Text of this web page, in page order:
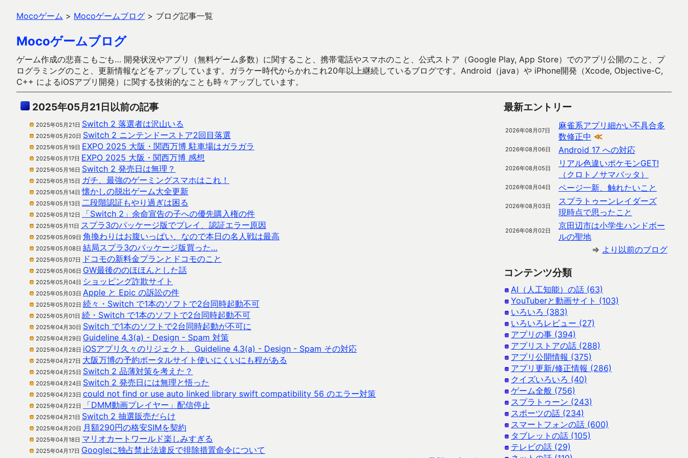
Mocoゲーム > Mocoゲームブログ > ブログ記事一覧
Mocoゲームブログ
ゲーム作成の悲喜こもごも… 開発状況やアプリ（無料ゲーム多数）に関すること、携帯電話やスマホのこと、公式ストア（Google Play, App Store）でのアプリ公開のこと、プ
ログラミングのこと、更新情報などをアップしています。ガラケー時代からかれこれ20年以上継続しているブログです。Android（java）や iPhone開発（Xcode, Objective-C,
C++ によるiOSアプリ開発）に関する技術的なことも時々アップしています。
2025年05月21日以前の記事
2025年05月21日 Switch 2 落選者は沢山いる
2025年05月20日 Switch 2 ニンテンドーストア2回目落選
2025年05月19日 EXPO 2025 大阪・関西万博 駐車場はガラガラ
2025年05月17日 EXPO 2025 大阪・関西万博 感想
2025年05月16日 Switch 2 発売日は無理？
2025年05月15日 ガチ、最強のゲーミングスマホはこれ！
2025年05月14日懐かしの脱出ゲーム大全更新
2025年05月13日 二段階認証もやり過ぎは困る
2025年05月12日 「Switch 2」余命宣告の子への優先購入権の件
2025年05月11日 スプラ3のパッケージ版でプレイ、認証エラー原因
2025年05月09日 角換わりはお腹いっぱい、なので本日の名人戦は最高
2025年05月08日 結局スプラ3のパッケージ版買った…
2025年05月07日 ドコモの新料金プランとドコモのこと
2025年05月06日 GW最後ののほほんとした話
2025年05月04日 ショッピング詐欺サイト
2025年05月03日 Apple と Epic の訴訟の件
2025年05月02日 続々・Switch で1本のソフトで2台同時起動不可
2025年05月01日 続・Switch で1本のソフトで2台同時起動不可
2025年04月30日 Switch で1本のソフトで2台同時起動が不可に
2025年04月29日 Guideline 4.3(a) - Design - Spam 対策
2025年04月28日 iOSアプリ久々のリジェクト、Guideline 4.3(a) - Design - Spam その対応
2025年04月27日 大阪万博の予約ポータルサイト使いにくいにも程がある
2025年04月25日 Switch 2 品薄対策を考えた？
2025年04月24日 Switch 2 発売日には無理と悟った
2025年04月23日 could not find or use auto linked library swift compatibility 56 のエラー対策
2025年04月22日 「DMM動画プレイヤー」配信停止
2025年04月21日 Switch 2 抽選販売だらけ
2025年04月20日 月額290円の格安SIMを契約
2025年04月18日 マリオカートワールド楽しみすぎる
2025年04月17日 Googleに独占禁止法違反で排除措置命令について
最新エントリー
2026年08月07日
麻雀系アプリ細かい不具合多
数修正中 ≪
2026年08月06日 Android 17 への対応
2026年08月05日
リアル色違いポケモンGET!
（クロトノサマバッタ）
2026年08月04日 ページ一新、触れたいこと
2026年08月03日
スプラトゥーンレイダーズ
現時点で思ったこと
2026年08月02日
京田辺市は小学生ハンドボー
ルの聖地
⇒ より以前のブログ
コンテンツ分類
AI（人工知能）の話 (63)
YouTuberと動画サイト (103)
いろいろ (383)
いろいろレビュー (27)
アプリの事 (394)
アプリストアの話 (288)
アプリ公開情報 (375)
アプリ更新/修正情報 (286)
クイズいろいろ (40)
ゲーム全般 (756)
スプラトゥーン (243)
スポーツの話 (234)
スマートフォンの話 (600)
タブレットの話 (105)
テレビの話 (29)